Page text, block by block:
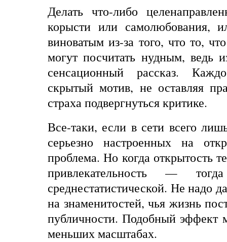
Делать что-либо
корысти или самолюбования,
виноватым из-за того, что то,
могут посчитать нудным, ведь
сенсационный рассказ.
скрытый мотив, не оставляя
страха подвергнуться критике.
Все-таки, если в сети всего
серьезно настроенных на
проблема. Но когда открытость
привлекательность —
среднестатистической. Не надо
на знаменитостей, чья жизнь
публичности. Подобный эффект
меньшихмасштабах.